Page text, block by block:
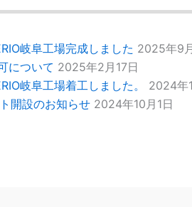
岐阜工場完成しました 2025年9
について 2025年2月17日
岐阜工場着工しました。
2024年
開設のお知らせ 2024年10月1日